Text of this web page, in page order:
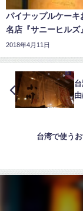
パイナップルケーキ
名店『サニーヒルズ
2018年4月11日
由
台湾で使う